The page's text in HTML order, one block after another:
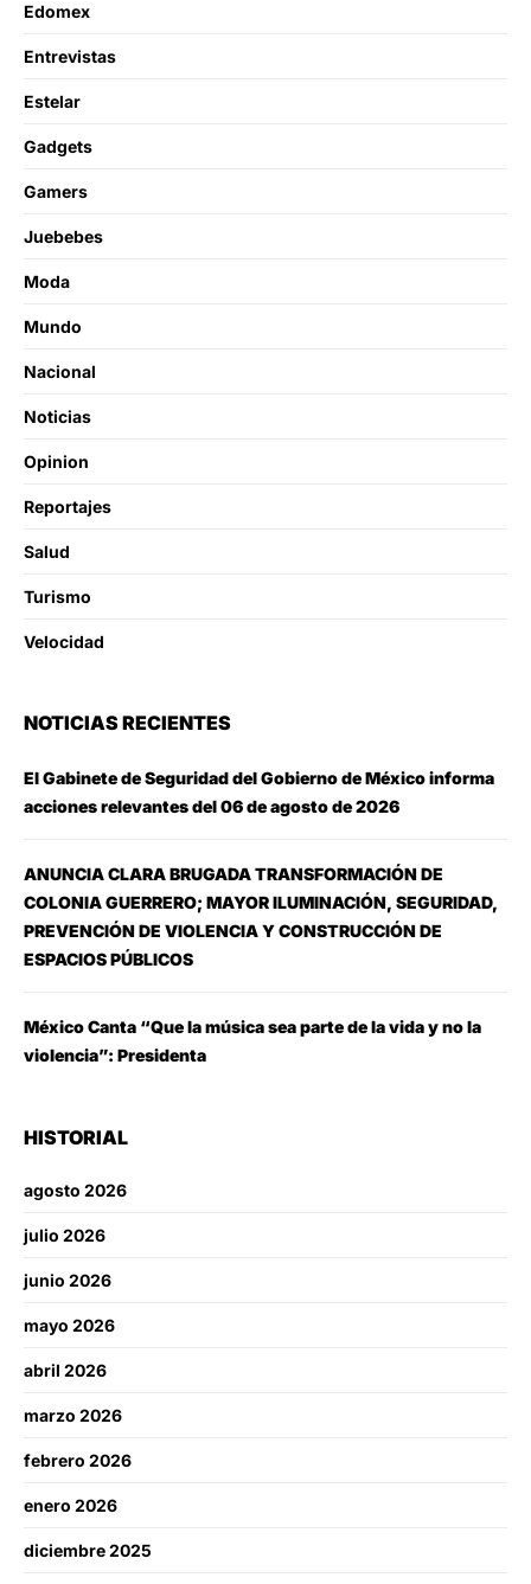
Edomex
Entrevistas
Estelar
Gadgets
Gamers
Juebebes
Moda
Mundo
Nacional
Noticias
Opinion
Reportajes
Salud
Turismo
Velocidad
NOTICIAS RECIENTES
El Gabinete de Seguridad del Gobierno de México informa
acciones relevantes del 06 de agosto de 2026
ANUNCIA CLARA BRUGADA TRANSFORMACIÓN DE
COLONIA GUERRERO; MAYOR ILUMINACIÓN, SEGURIDAD,
PREVENCIÓN DE VIOLENCIA Y CONSTRUCCIÓN DE
ESPACIOS PÚBLICOS
México Canta “Que la música sea parte de la vida y no la
violencia”: Presidenta
HISTORIAL
agosto 2026
julio 2026
junio 2026
mayo 2026
abril 2026
marzo 2026
febrero 2026
enero 2026
diciembre 2025